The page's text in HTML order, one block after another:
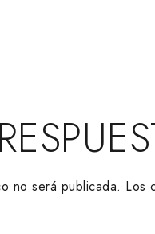
no será publicada. Los